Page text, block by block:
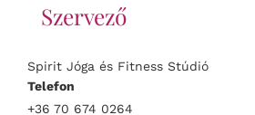
Szervező
Spirit Jóga és Fitness Stúdió
Telefon
+36 70 674 0264